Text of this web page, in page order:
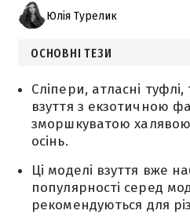
Юлія Турелик
ОСНОВНІ ТЕЗИ
Сліпери, атласні
взуття з екзотичною
зморшкуватою
осінь.
Ці моделі взуття вже
популярності серед
рекомендуються для